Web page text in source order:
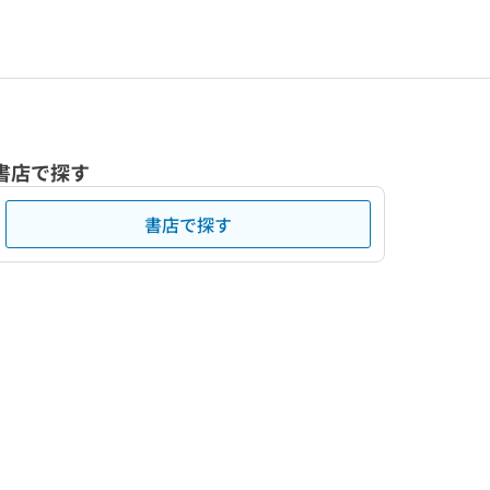
店で探す
書店で探す